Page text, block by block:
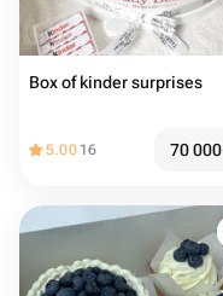
Box of kinder surprises
5.00 16 70 000